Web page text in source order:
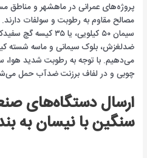
پروژه‌های عمرانی در ماهشهر و مناطق
سیمان ۵۰ کیلویی، یا
ضدلغزش، بلوک سیمانی و ماسه شسته
می‌دهیم. با توجه به رطوبت شدید هوا،
چوبی و در لفاف برزنت ضدآب حمل
ارسال دستگاه‌های
سنگین با نیسان به